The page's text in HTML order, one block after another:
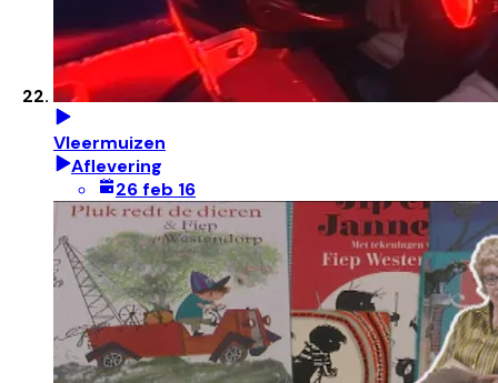
Vleermuizen
Aflevering
26 feb 16